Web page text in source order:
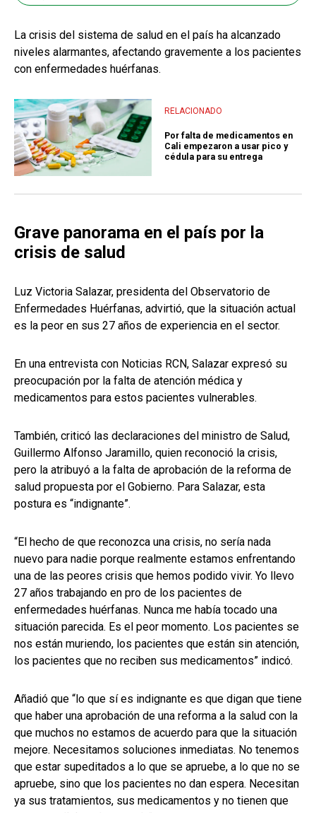
La crisis del sistema de salud en el país ha alcanzado
niveles alarmantes, afectando gravemente a los pacientes
con enfermedades huérfanas.
RELACIONADO
Por falta de medicamentos en
Cali empezaron a usar pico y
cédula para su entrega
Grave panorama en el país por la
crisis de salud
Luz Victoria Salazar, presidenta del Observatorio de
Enfermedades Huérfanas, advirtió, que la situación actual
es la peor en sus 27 años de experiencia en el sector.
En una entrevista con Noticias RCN, Salazar expresó su
preocupación por la falta de atención médica y
medicamentos para estos pacientes vulnerables.
También, criticó las declaraciones del ministro de Salud,
Guillermo Alfonso Jaramillo, quien reconoció la crisis,
pero la atribuyó a la falta de aprobación de la reforma de
salud propuesta por el Gobierno. Para Salazar, esta
postura es “indignante”.
“El hecho de que reconozca una crisis, no sería nada
nuevo para nadie porque realmente estamos enfrentando
una de las peores crisis que hemos podido vivir. Yo llevo
27 años trabajando en pro de los pacientes de
enfermedades huérfanas. Nunca me había tocado una
situación parecida. Es el peor momento. Los pacientes se
nos están muriendo, los pacientes que están sin atención,
los pacientes que no reciben sus medicamentos” indicó.
Añadió que “lo que sí es indignante es que digan que tiene
que haber una aprobación de una reforma a la salud con la
que muchos no estamos de acuerdo para que la situación
mejore. Necesitamos soluciones inmediatas. No tenemos
que estar supeditados a lo que se apruebe, a lo que no se
apruebe, sino que los pacientes no dan espera. Necesitan
ya sus tratamientos, sus medicamentos y no tienen que